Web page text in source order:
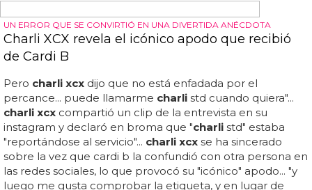
SIN IGGY
Charli XCX y Rita Ora, juntas en 'Doing It'
charli xcxy rita ora, juntas en 'doing it'... de momento nos
quedamos con su single junto acharli xcx...charli xcx